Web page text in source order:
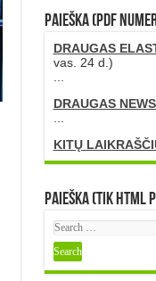
PAIEŠKA (PDF
DRAUGAS
vas. 24 d.)
...
DRAUGAS
...
KITŲ
Paieška (tik HTML